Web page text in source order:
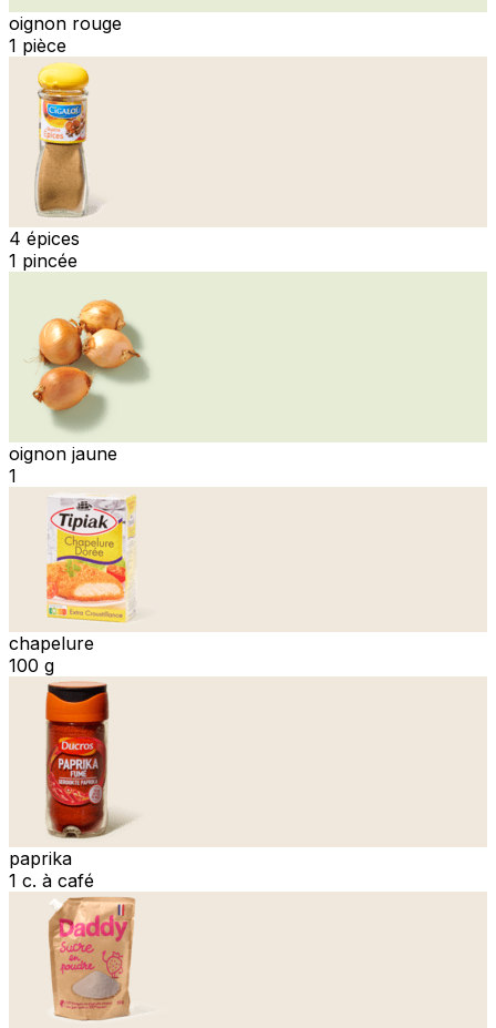
oignon rouge
1 pièce
4 épices
1 pincée
oignon jaune
1
chapelure
100 g
paprika
1 c. à café